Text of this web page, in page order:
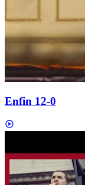
Enfin 12-0